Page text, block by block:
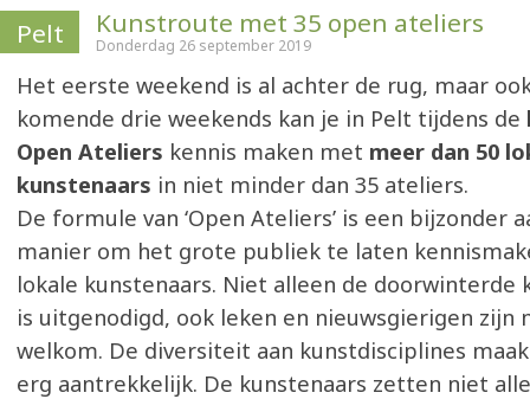
Pelt Kunstroute met 35 open ateliers
Donderdag 26 september 2019
Het eerste weekend is al achter de rug, maar
komende drie weekends kan je in Pelt tijdens de
Open Ateliers kennis maken met meer dan 50
kunstenaars in niet minder dan 35 ateliers.
De formule van ‘Open Ateliers’ is een bijzonder
manier om het grote publiek te laten
lokale kunstenaars. Niet alleen de
is uitgenodigd, ook leken en nieuwsgierigen zijn
welkom. De diversiteit aan kunstdisciplines
erg aantrekkelijk. De kunstenaars zetten niet